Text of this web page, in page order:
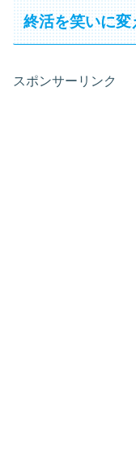
終活を笑いに
スポンサーリンク